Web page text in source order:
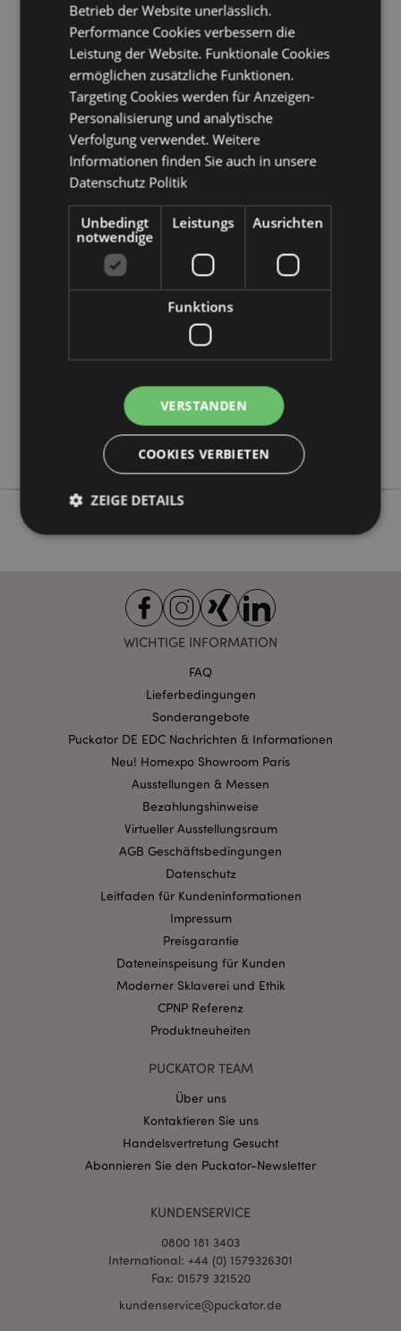
Produkttressourcen:
Möchten Sie mehr über den Einkauf bei Puckator
erfahren?Dann lesen Sie unserenLeitfaden für
Kundeninformationen.
Produktattribute
Information
Höhe 17cm Durchmesser 10cm
5056848201906
Amore
WICHTIGE INFORMATION
FAQ
Lieferbedingungen
Sonderangebote
Puckator DE EDC Nachrichten & Informationen
Neu! Homexpo Showroom Paris
Ausstellungen & Messen
Bezahlungshinweise
Virtueller Ausstellungsraum
AGB Geschäftsbedingungen
Datenschutz
Leitfaden für Kundeninformationen
Impressum
Preisgarantie
Dateneinspeisung für Kunden
Moderner Sklaverei und Ethik
CPNP Referenz
Produktneuheiten
PUCKATOR TEAM
Über uns
Kontaktieren Sie uns
Handelsvertretung Gesucht
Abonnieren Sie den Puckator-Newsletter
KUNDENSERVICE
0800 181 3403
International: +44 (0) 1579326301
Fax: 01579 321520
kundenservice@puckator.de
Betrieb der Website unerlässlich.
Performance Cookies verbessern die
Leistung der Website. Funktionale Cookies
ermöglichen zusätzliche Funktionen.
Targeting Cookies werden für Anzeigen-
Personalisierung und analytische
Verfolgung verwendet. Weitere
Informationen finden Sie auch in unsere
Datenschutz Politik
Unbedingt
notwendige
Leistungs Ausrichten
Funktions
VERSTANDEN
COOKIES VERBIETEN
ZEIGE DETAILS
Ausrichten
Funktions
Streng-notwendige-Cookies ermöglichen
Kernfunktionen der Website wie die
Ohne unbedingt notwendige cookies kann die
CookieScript
.puckator.de
mage-cache-storage-section-
invalidation
Adobe Inc.
PHPSESSID
PHP.net
www.puckator.de
Datenschutzbestimmungen von Google